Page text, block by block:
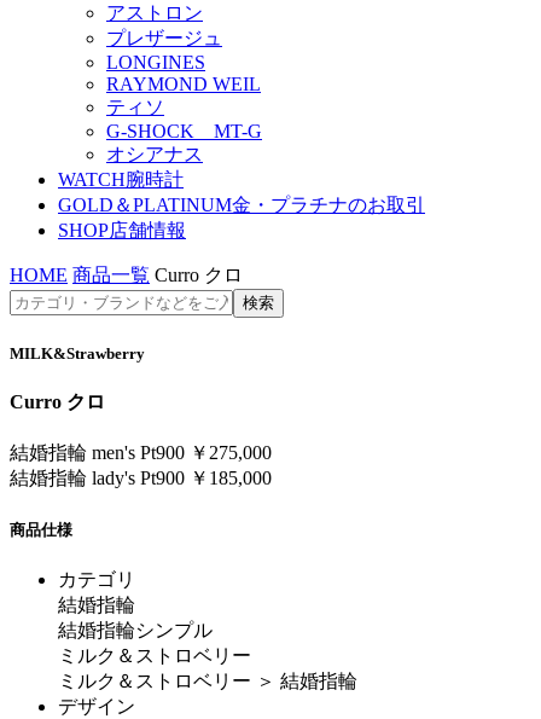
アストロン
プレザージュ
LONGINES
RAYMOND WEIL
ティソ
G-SHOCK MT-G
オシアナス
WATCH腕時計
GOLD＆PLATINUM金・プラチナのお取引
SHOP店舗情報
HOME 商品一覧 Curro クロ
MILK&Strawberry
Curro クロ
結婚指輪 men's Pt900 ￥275,000
結婚指輪 lady's Pt900 ￥185,000
商品仕様
カテゴリ
結婚指輪
結婚指輪シンプル
ミルク＆ストロベリー
ミルク＆ストロベリー ＞ 結婚指輪
デザイン